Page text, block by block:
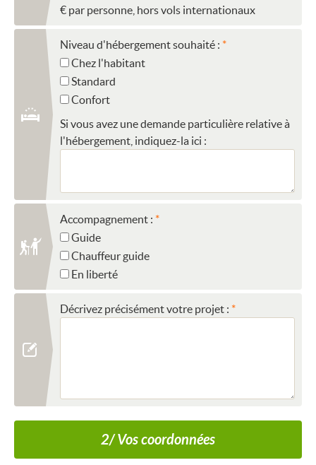
€ par personne, hors vols internationaux
Niveau d'hébergement souhaité :
Chez l'habitant
Standard
Confort
Si vous avez une demande particulière relative à
l'hébergement, indiquez-la ici :
Accompagnement :
Guide
Chauffeur guide
En liberté
Décrivez précisément votre projet :
2/ Vos coordonnées